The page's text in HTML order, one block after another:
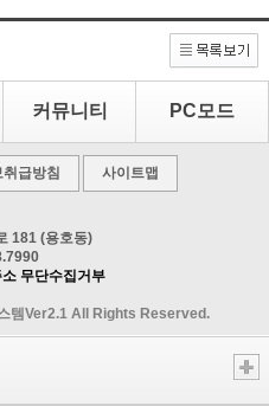
커뮤니티 PC모드
급방침 사이트맵
181 (용호동)
무단수집거부
템Ver2.1 All Rights Reserved.